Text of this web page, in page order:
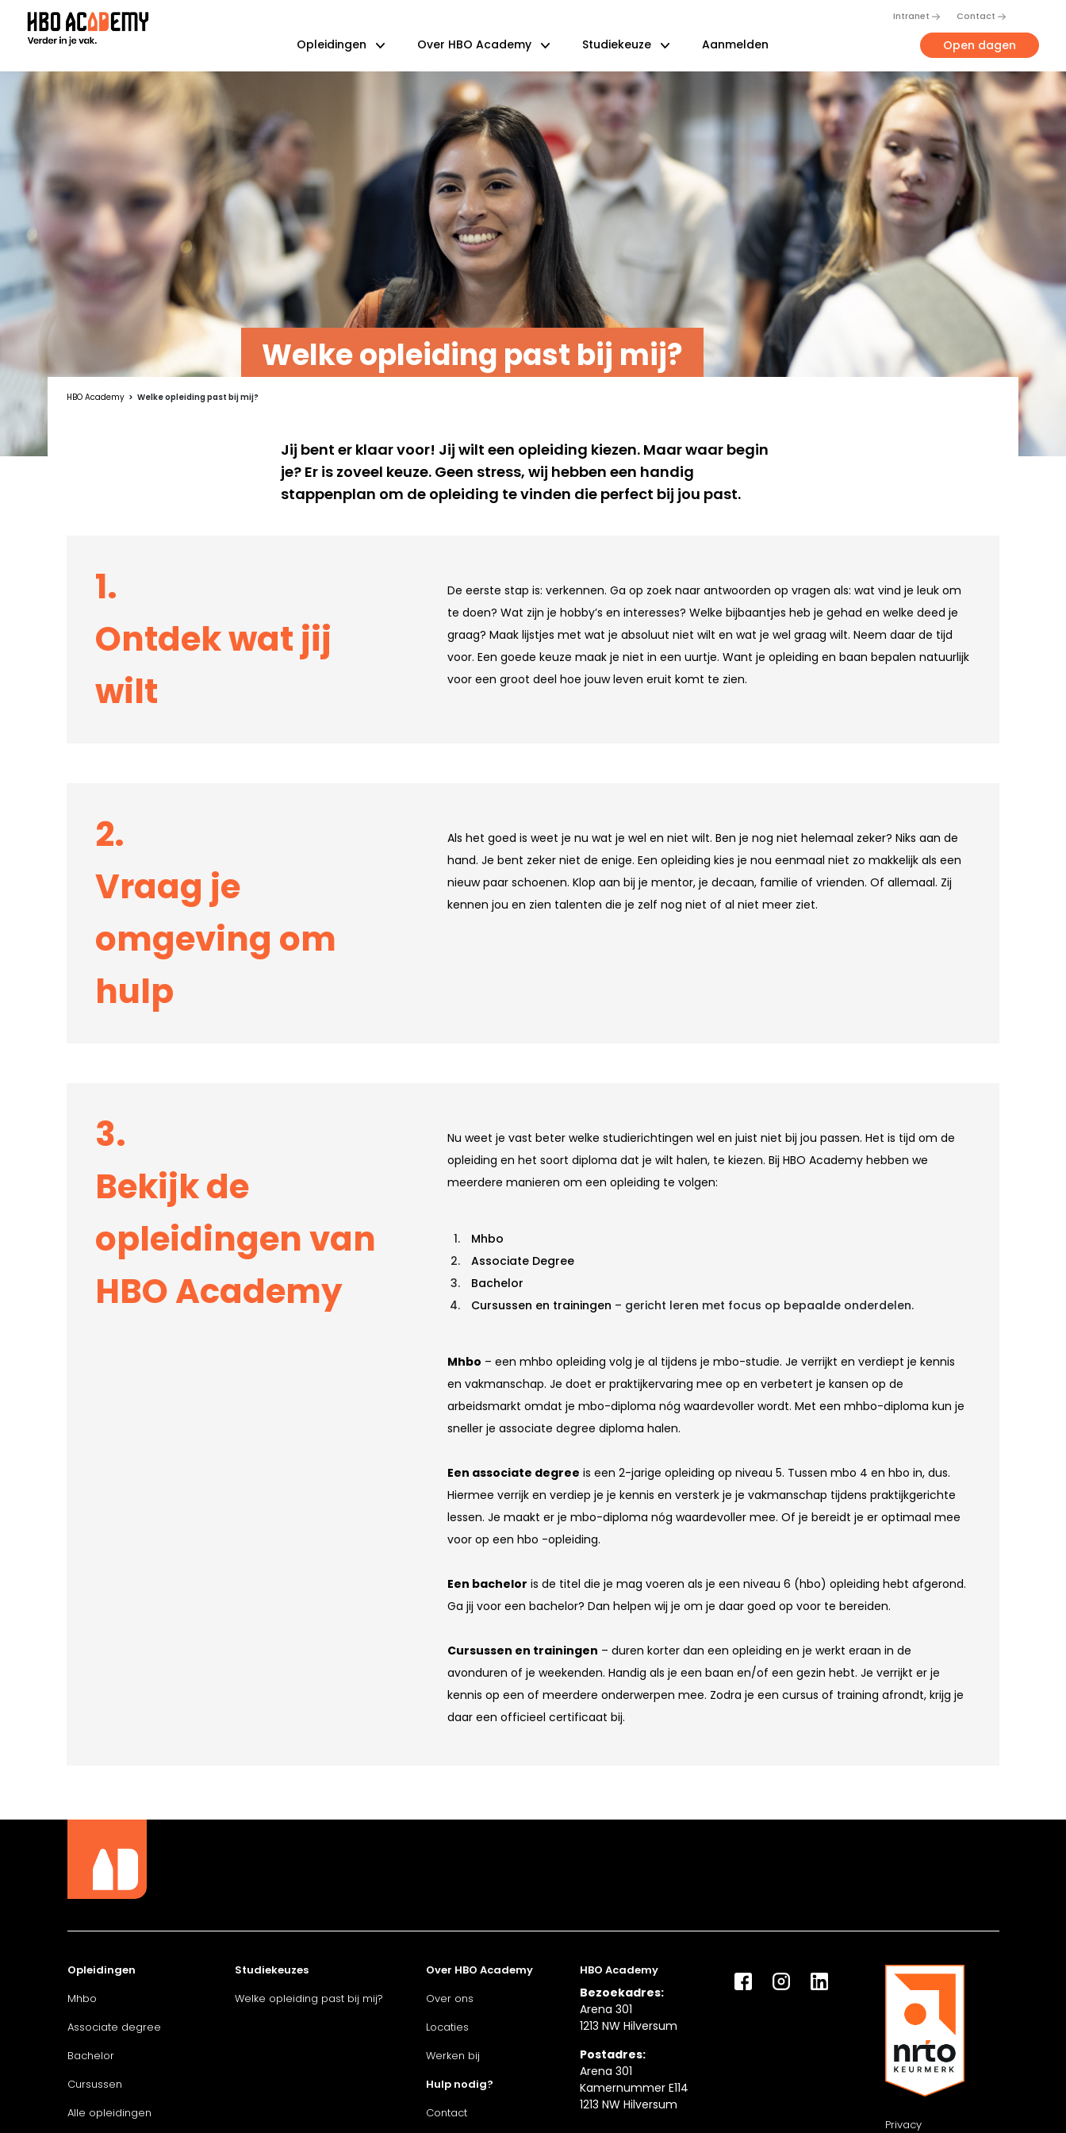
Opleidingen Over HBO Academy Studiekeuze Aanmelden
Intranet Contact
Open dagen
Welke opleiding past bij mij?
HBO Academy Welke opleiding past bij mij?
Jij bent er klaar voor! Jij wilt een opleiding kiezen. Maar waar begin
je? Er is zoveel keuze. Geen stress, wij hebben een handig
stappenplan om de opleiding te vinden die perfect bij jou past.
1.
Ontdek wat jij
wilt
De eerste stap is: verkennen. Ga op zoek naar antwoorden op vragen als: wat vind je leuk om
te doen? Wat zijn je hobby’s en interesses? Welke bijbaantjes heb je gehad en welke deed je
graag? Maak lijstjes met wat je absoluut niet wilt en wat je wel graag wilt. Neem daar de tijd
voor. Een goede keuze maak je niet in een uurtje. Want je opleiding en baan bepalen natuurlijk
voor een groot deel hoe jouw leven eruit komt te zien.
2.
Vraag je
omgeving om
hulp
Als het goed is weet je nu wat je wel en niet wilt. Ben je nog niet helemaal zeker? Niks aan de
hand. Je bent zeker niet de enige. Een opleiding kies je nou eenmaal niet zo makkelijk als een
nieuw paar schoenen. Klop aan bij je mentor, je decaan, familie of vrienden. Of allemaal. Zij
kennen jou en zien talenten die je zelf nog niet of al niet meer ziet.
3.
Bekijk de
opleidingen van
HBO Academy
Nu weet je vast beter welke studierichtingen wel en juist niet bij jou passen. Het is tijd om de
opleiding en het soort diploma dat je wilt halen, te kiezen. Bij HBO Academy hebben we
meerdere manieren om een opleiding te volgen:
Mhbo
Associate Degree
Bachelor
Cursussen en trainingen – gericht leren met focus op bepaalde onderdelen.
Mhbo – een mhbo opleiding volg je al tijdens je mbo-studie. Je verrijkt en verdiept je kennis
en vakmanschap. Je doet er praktijkervaring mee op en verbetert je kansen op de
arbeidsmarkt omdat je mbo-diploma nóg waardevoller wordt. Met een mhbo-diploma kun je
sneller je associate degree diploma halen.
Een associate degree is een 2-jarige opleiding op niveau 5. Tussen mbo 4 en hbo in, dus.
Hiermee verrijk en verdiep je je kennis en versterk je je vakmanschap tijdens praktijkgerichte
lessen. Je maakt er je mbo-diploma nóg waardevoller mee. Of je bereidt je er optimaal mee
voor op een hbo -opleiding.
Een bachelor is de titel die je mag voeren als je een niveau 6 (hbo) opleiding hebt afgerond.
Ga jij voor een bachelor? Dan helpen wij je om je daar goed op voor te bereiden.
Cursussen en trainingen – duren korter dan een opleiding en je werkt eraan in de
avonduren of je weekenden. Handig als je een baan en/of een gezin hebt. Je verrijkt er je
kennis op een of meerdere onderwerpen mee. Zodra je een cursus of training afrondt, krijg je
daar een officieel certificaat bij.
Opleidingen
Mhbo
Associate degree
Bachelor
Cursussen
Alle opleidingen
Studiekeuzes
Welke opleiding past bij mij?
Over HBO Academy
Over ons
Locaties
Werken bij
Hulp nodig?
Contact
HBO Academy
Bezoekadres:
Arena 301
1213 NW Hilversum
Postadres:
Arena 301
Kamernummer E114
1213 NW Hilversum
Privacy